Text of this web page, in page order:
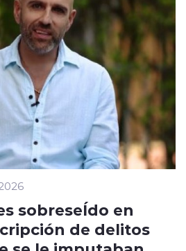
sobreseÍdo en
de delitos